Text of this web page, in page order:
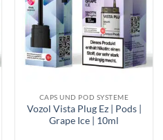
CAPS UND POD SYSTEME
Vozol Vista Plug Ez | Pods |
Grape Ice | 10ml